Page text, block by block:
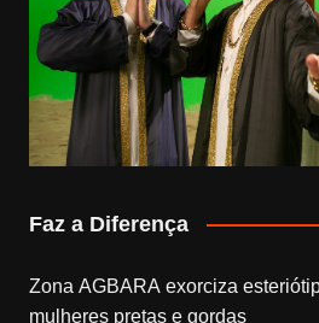
Faz a Diferença
Zona AGBARA exorciza
mulheres pretas e gordas